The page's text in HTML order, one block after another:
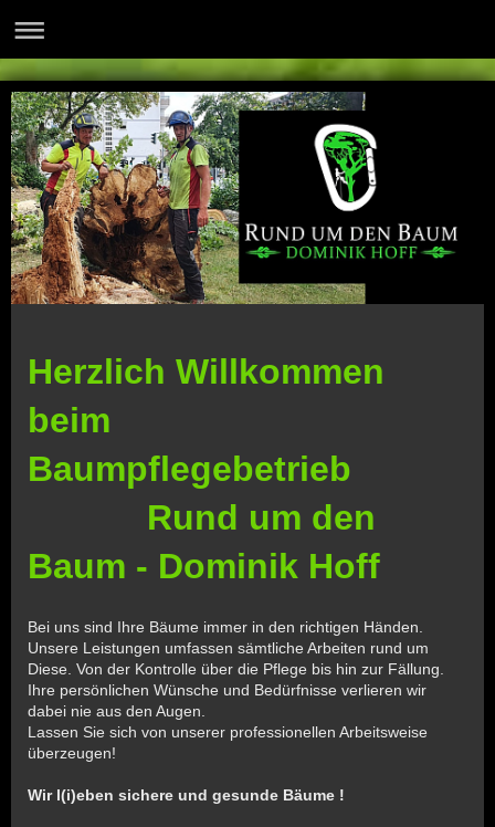
Herzlich Willkommen
beim
Baumpflegebetrieb
Rund um den
Baum - Dominik Hoff
Bei uns sind Ihre Bäume immer in den richtigen Händen.
Unsere Leistungen umfassen sämtliche Arbeiten rund um
Diese. Von der Kontrolle über die Pflege bis hin zur Fällung
Ihre persönlichen Wünsche und Bedürfnisse verlieren wir
dabei nie aus den Augen.
Lassen Sie sich von unserer professionellen Arbeitsweise
überzeugen!
Wir l(i)eben sichere und gesunde Bäume !